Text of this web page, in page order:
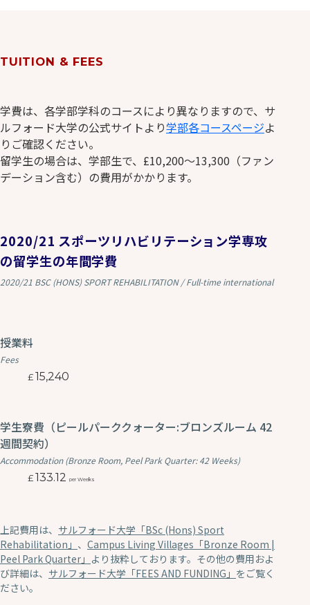
TUITION & FEES
学費は、各学部学科のコースにより異なりますので、サ
ルフォード大学の公式サイトより学部各コースページよ
りご確認ください。
留学生の場合は、学部生で、£10,200〜13,300（ファン
デーション含む）の費用がかかります。
2020/21 スポーツリハビリテーション学専攻
の留学生の年間学費
2020/21 BSC (HONS) SPORT REHABILITATION / Full-time international
授業料
Fees
15,240
学生寮費（ピールパーククォーター:ブロンズルーム 42
週間契約）
Accommodation (Bronze Room, Peel Park Quarter: 42 Weeks)
133.12 per Weeks
上記費用は、 サルフォード大学「BSc (Hons) Sport
Rehabilitation」 、 Campus Living Villages「Bronze Room |
Peel Park Quarter」 より抜粋しております。その他の費用およ
び詳細は、 サルフォード大学「FEES AND FUNDING」 をご覧く
ださい。